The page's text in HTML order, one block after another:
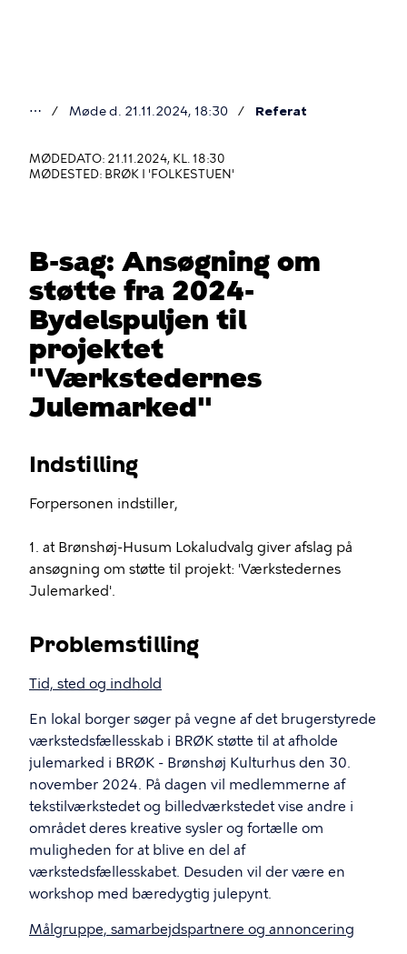
er
her
⋯ Møde d. 21.11.2024, 18:30 Referat
MØDEDATO: 21.11.2024, KL. 18:30
MØDESTED: BRØK I 'FOLKESTUEN'
B-sag: Ansøgning om
støtte fra 2024-
Bydelspuljen til
projektet
"Værkstedernes
Julemarked"
Indstilling
Forpersonen indstiller,
1. at Brønshøj-Husum Lokaludvalg giver afslag på
ansøgning om støtte til projekt: 'Værkstedernes
Julemarked'.
Problemstilling
Tid, sted og indhold
En lokal borger søger på vegne af det brugerstyrede
værkstedsfællesskab i BRØK støtte til at afholde
julemarked i BRØK - Brønshøj Kulturhus den 30.
november 2024. På dagen vil medlemmerne af
tekstilværkstedet og billedværkstedet vise andre i
området deres kreative sysler og fortælle om
muligheden for at blive en del af
værkstedsfællesskabet. Desuden vil der være en
workshop med bæredygtig julepynt.
Målgruppe, samarbejdspartnere og annoncering